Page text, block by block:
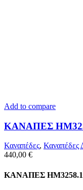
Add to compare
ΚΑΝΑΠΕΣ
Καναπέδες, Καναπέδες
440,00 €
ΚΑΝΑΠΕΣ